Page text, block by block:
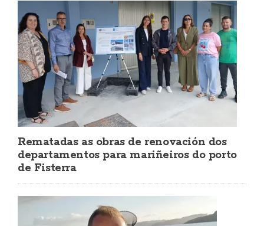
Rematadas as obras de renovación dos
departamentos para mariñeiros do porto
de Fisterra